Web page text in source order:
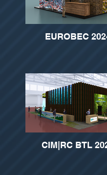
EUROBEC
CIM|RC BTL